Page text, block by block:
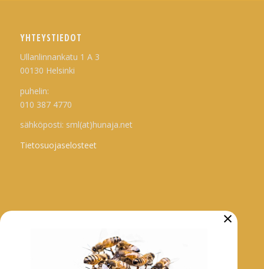
YHTEYSTIEDOT
Ullanlinnankatu 1 A 3
00130 Helsinki
puhelin:
010 387 4770
sähköposti: sml(at)hunaja.net
Tietosuojaselosteet
×